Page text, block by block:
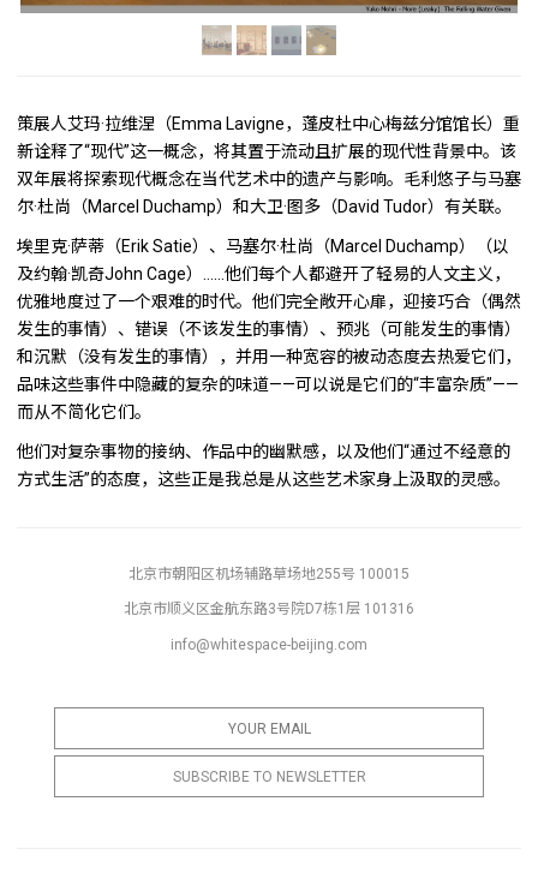
策展人艾玛·拉维涅（Emma Lavigne，蓬皮杜中心梅兹分馆馆长）重
新诠释了“现代”这一概念，将其置于流动且扩展的现代性背景中。该
双年展将探索现代概念在当代艺术中的遗产与影响。毛利悠子与马塞
尔·杜尚（Marcel Duchamp）和大卫·图多（David Tudor）有关联。
埃里克·萨蒂（Erik Satie）、马塞尔·杜尚（Marcel Duchamp）（以
及约翰·凯奇John Cage）……他们每个人都避开了轻易的人文主义，
优雅地度过了一个艰难的时代。他们完全敞开心扉，迎接巧合（偶然
发生的事情）、错误（不该发生的事情）、预兆（可能发生的事情）
和沉默（没有发生的事情），并用一种宽容的被动态度去热爱它们，
品味这些事件中隐藏的复杂的味道——可以说是它们的“丰富杂质”——
而从不简化它们。
他们对复杂事物的接纳、作品中的幽默感，以及他们“通过不经意的
方式生活”的态度，这些正是我总是从这些艺术家身上汲取的灵感。
北京市朝阳区机场辅路草场地255号 100015
北京市顺义区金航东路3号院D7栋1层 101316
info@whitespace-beijing.com